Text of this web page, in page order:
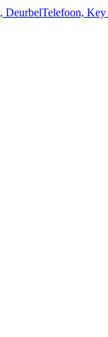
DeurbelTelefoon,